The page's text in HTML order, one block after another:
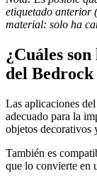
etiquetado anterior
material: solo ha
¿Cuáles
del
Las aplicaciones
adecuado para la
objetos decorativos
También es
que lo convierte en